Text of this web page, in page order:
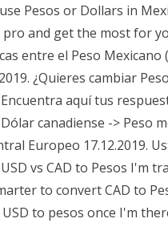
Pesos or Dollars in
and get the most for
entre el Peso Mexicano
¿Quieres cambiar
aquí tus
canadiense -> Peso
Europeo 17.12.2019.
vs CAD to Pesos I'm
to convert CAD to
to pesos once I'm